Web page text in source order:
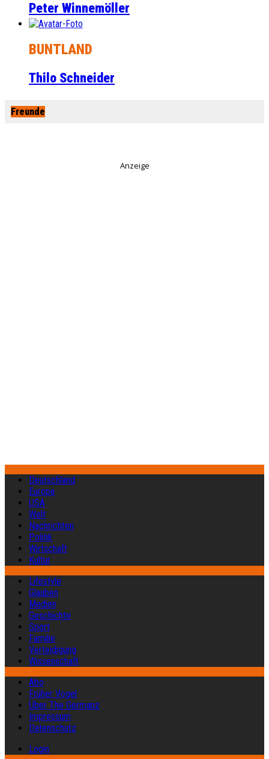
Peter Winnemöller
BUNTLAND
Thilo Schneider
Freunde
Anzeige
Deutschland
Europa
USA
Welt
Nachrichten
Politik
Wirtschaft
Kultur
Lifestyle
Glauben
Medien
Geschichte
Sport
Familie
Verteidigung
Wissenschaft
Abo
Früher Vogel
Über The Germanz
Impressum
Datenschutz
Login